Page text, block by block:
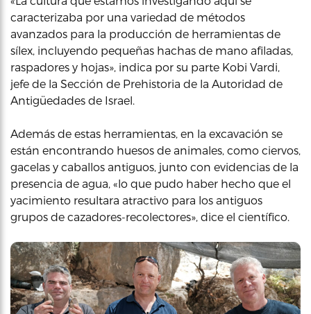
caracterizaba por una variedad de métodos
avanzados para la producción de herramientas de
sílex, incluyendo pequeñas hachas de mano afiladas,
raspadores y hojas», indica por su parte Kobi Vardi,
jefe de la Sección de Prehistoria de la Autoridad de
Antigüedades de Israel.
Además de estas herramientas, en la excavación se
están encontrando huesos de animales, como ciervos,
gacelas y caballos antiguos, junto con evidencias de la
presencia de agua, «lo que pudo haber hecho que el
yacimiento resultara atractivo para los antiguos
grupos de cazadores-recolectores», dice el científico.